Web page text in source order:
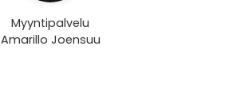
Myyntipalvelu
Amarillo Joensuu